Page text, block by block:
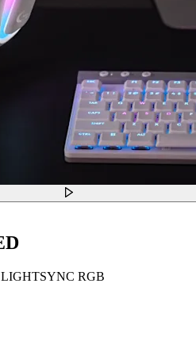
LIGHTSYNC RGB